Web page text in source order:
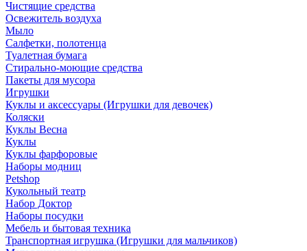
Чистящие средства
Освежитель воздуха
Мыло
Салфетки, полотенца
Туалетная бумага
Стирально-моющие средства
Пакеты для мусора
Игрушки
Куклы и аксессуары (Игрушки для девочек)
Коляски
Куклы Весна
Куклы
Куклы фарфоровые
Наборы модниц
Petshop
Кукольный театр
Набор Доктор
Наборы посудки
Мебель и бытовая техника
Транспортная игрушка (Игрушки для мальчиков)